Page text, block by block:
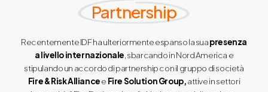
Partnership
Recentemente IDF ha ulteriormente espanso la suapresenza
a livello internazionale, sbarcando in Nord America e
stipulando un accordo di partnership con il gruppo di società
Fire & Risk Alliancee Fire Solution Group,attive in settori